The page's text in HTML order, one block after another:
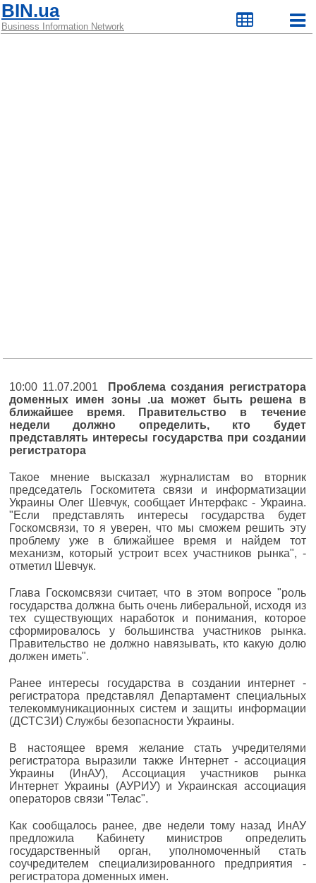
BIN.ua
Business Information Network
10:00 11.07.2001
Проблема создания регистратора
доменных имен зоны .ua может быть решена в
ближайшее время. Правительство в течение
недели должно определить, кто будет
представлять интересы государства при создании
регистратора
Такое мнение высказал журналистам во вторник
председатель Госкомитета связи и информатизации
Украины Олег Шевчук, сообщает Интерфакс - Украина.
"Если представлять интересы государства будет
Госкомсвязи, то я уверен, что мы сможем решить эту
проблему уже в ближайшее время и найдем тот
механизм, который устроит всех участников рынка", -
отметил Шевчук.
Глава Госкомсвязи считает, что в этом вопросе "роль
государства должна быть очень либеральной, исходя из
тех существующих наработок и понимания, которое
сформировалось у большинства участников рынка.
Правительство не должно навязывать, кто какую долю
должен иметь".
Ранее интересы государства в создании интернет -
регистратора представлял Департамент специальных
телекоммуникационных систем и защиты информации
(ДСТСЗИ) Службы безопасности Украины.
В настоящее время желание стать учредителями
регистратора выразили также Интернет - ассоциация
Украины (ИнАУ), Ассоциация участников рынка
Интернет Украины (АУРИУ) и Украинская ассоциация
операторов связи "Телас".
Как сообщалось ранее, две недели тому назад ИнАУ
предложила Кабинету министров определить
государственный орган, уполномоченный стать
соучредителем специализированного предприятия -
регистратора доменных имен.